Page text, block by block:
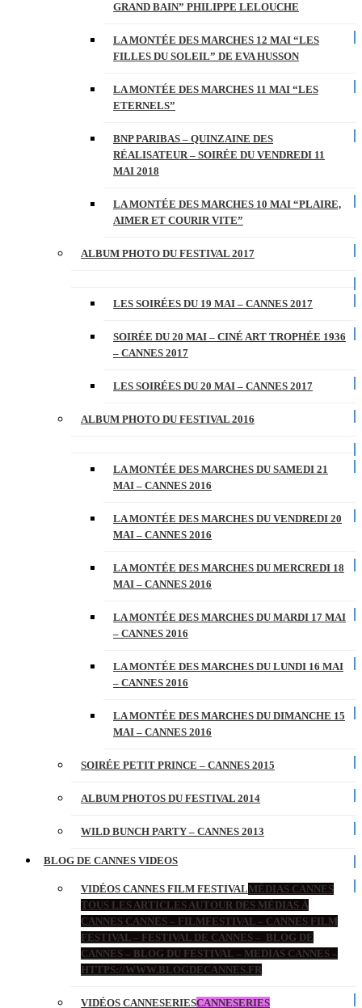
GRAND BAIN” PHILIPPE LELOUCHE
LA MONTÉE DES MARCHES 12 MAI “LES
FILLES DU SOLEIL” DE EVA HUSSON
LA MONTÉE DES MARCHES 11 MAI “LES
ETERNELS”
BNP PARIBAS – QUINZAINE DES
RÉALISATEUR – SOIRÉE DU VENDREDI 11
MAI 2018
LA MONTÉE DES MARCHES 10 MAI “PLAIRE,
AIMER ET COURIR VITE”
ALBUM PHOTO DU FESTIVAL 2017
LES SOIRÉES DU 19 MAI – CANNES 2017
SOIRÉE DU 20 MAI – CINÉ ART TROPHÉE 1936
– CANNES 2017
LES SOIRÉES DU 20 MAI – CANNES 2017
ALBUM PHOTO DU FESTIVAL 2016
LA MONTÉE DES MARCHES DU SAMEDI 21
MAI – CANNES 2016
LA MONTÉE DES MARCHES DU VENDREDI 20
MAI – CANNES 2016
LA MONTÉE DES MARCHES DU MERCREDI 18
MAI – CANNES 2016
LA MONTÉE DES MARCHES DU MARDI 17 MAI
– CANNES 2016
LA MONTÉE DES MARCHES DU LUNDI 16 MAI
– CANNES 2016
LA MONTÉE DES MARCHES DU DIMANCHE 15
MAI – CANNES 2016
SOIRÉE PETIT PRINCE – CANNES 2015
ALBUM PHOTOS DU FESTIVAL 2014
WILD BUNCH PARTY – CANNES 2013
BLOG DE CANNES VIDEOS
VIDÉOS CANNES FILM FESTIVALMÉDIAS CANNES
TOUS LES ARTICLES AUTOUR DES MÉDIAS À
CANNES CANNES – FILMFESTIVAL – CANNES FILM
FESTIVAL – FESTIVAL DE CANNES – BLOG DE
CANNES – BLOG DU FESTIVAL – MEDIAS CANNES –
HTTPS://WWW.BLOGDECANNES.FR
VIDÉOS CANNESERIESCANNESERIES